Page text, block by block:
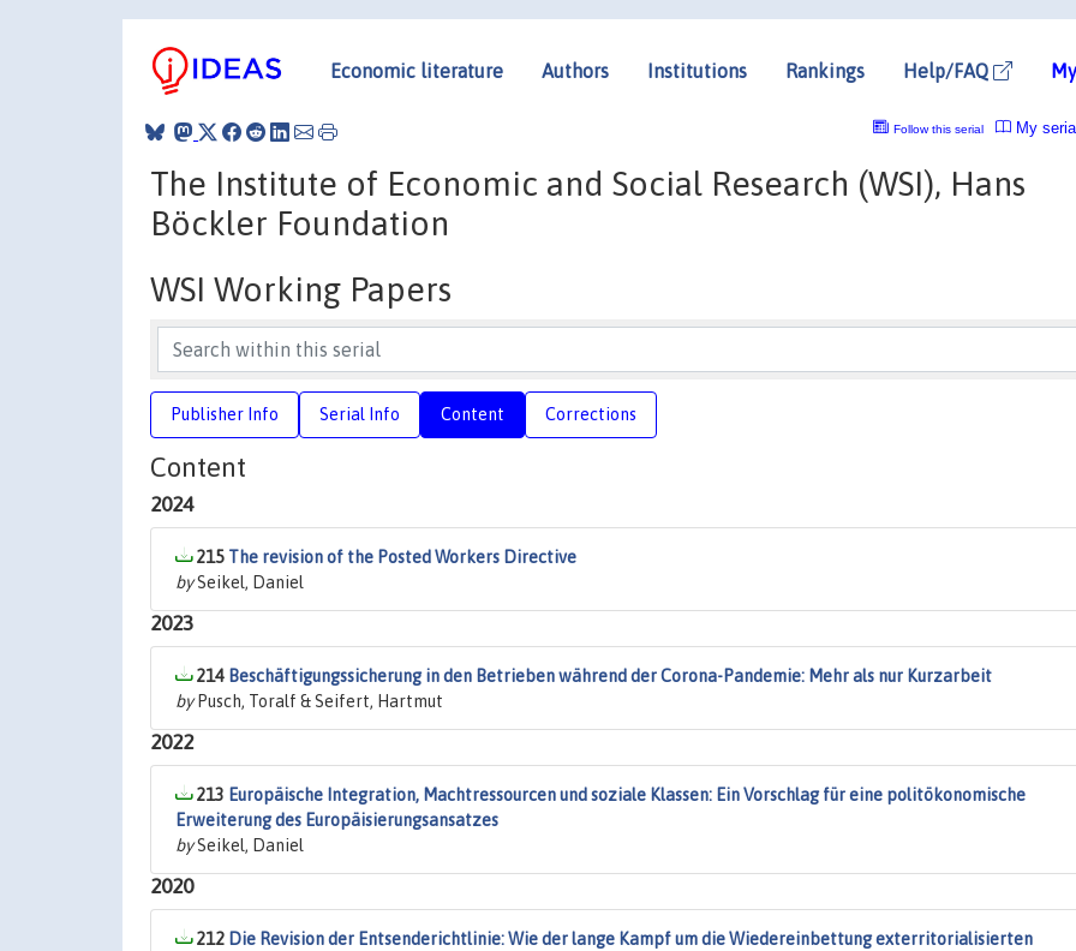
Economic literature Authors Institutions Rankings Help/FAQ
My
Follow this serial
The Institute of Economic and Social Research (WSI), Hans
Böckler Foundation
WSI Working Papers
Publisher Info Serial Info Content Corrections
Content
2024
215 The revision of the Posted Workers Directive
bySeikel, Daniel
2023
214 Beschäftigungssicherung in den Betrieben während der Corona-Pandemie: Mehr als nur Kurzarbeit
byPusch, Toralf & Seifert, Hartmut
2022
213 Europäische Integration, Machtressourcen und soziale Klassen: Ein Vorschlag für eine politökonomische
Erweiterung des Europäisierungsansatzes
bySeikel, Daniel
2020
212 Die Revision der Entsenderichtlinie: Wie der lange Kampf um die Wiedereinbettung exterritorialisierten